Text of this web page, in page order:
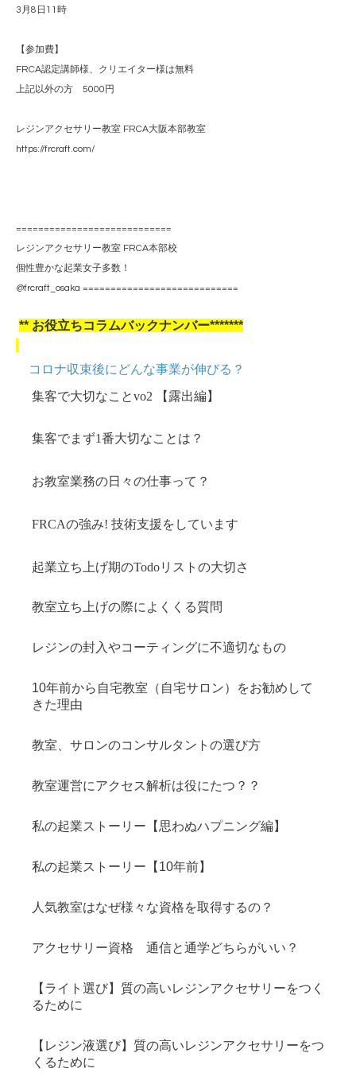
3月8日11時
【参加費】
FRCA認定講師様、クリエイター様は無料
上記以外の方 5000円
レジンアクセサリー教室 FRCA大阪本部教室
https://frcraft.com/
============================
レジンアクセサリー教室 FRCA本部校
個性豊かな起業女子多数！
@frcraft_osaka ============================
** お役立ちコラムバックナンバー*******
コロナ収束後にどんな事業が伸びる？
集客で大切なことvo2 【露出編】
集客でまず1番大切なことは ？
お教室業務の日々の仕事って？
FRCAの強み! 技術支援をしています
起業立ち上げ期のTodoリストの大切さ
教室立ち上げの際によくくる質問
レジンの封入やコーティングに不適切なもの
10年前から自宅教室（自宅サロン）をお勧めして
きた理由
教室、サロンのコンサルタントの選び方
教室運営にアクセス解析は役にたつ？？
私の起業ストーリー【思わぬハプニング編】
私の起業ストーリー【10年前】
人気教室はなぜ様々な資格を取得するの？
アクセサリー資格 通信と通学どちらがいい？
【ライト選び】質の高いレジンアクセサリーをつく
るために
【レジン液選び】質の高いレジンアクセサリーをつ
くるために